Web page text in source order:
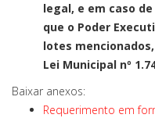
legal, e em caso
que o Poder
lotes
Lei Municipal nº
Baixar anexos:
Requerimento em